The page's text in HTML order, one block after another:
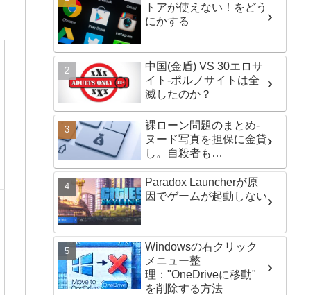
トアが使えない！をどう
にかする
中国(金盾) VS 30エロサ
イト-ポルノサイトは全
滅したのか？
裸ローン問題のまとめ-
ヌード写真を担保に金貸
し。自殺者も…
Paradox Launcherが原
因でゲームが起動しない
Windowsの右クリック
メニュー整
理："OneDriveに移動"
を削除する方法